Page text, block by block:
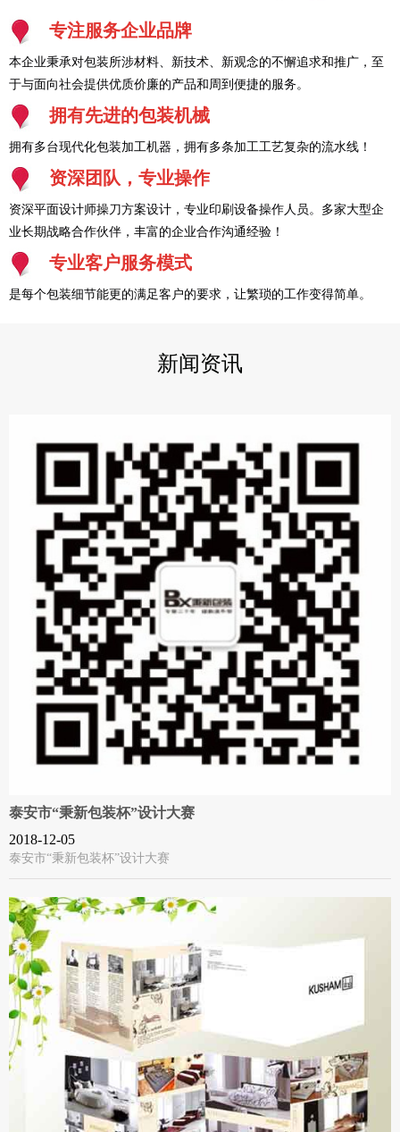
专注服务企业品牌
本企业秉承对包装所涉材料、新技术、新观念的不懈追求和推广，至
于与面向社会提供优质价廉的产品和周到便捷的服务。
拥有先进的包装机械
拥有多台现代化包装加工机器，拥有多条加工工艺复杂的流水线！
资深团队，专业操作
资深平面设计师操刀方案设计，专业印刷设备操作人员。多家大型企
业长期战略合作伙伴，丰富的企业合作沟通经验！
专业客户服务模式
是每个包装细节能更的满足客户的要求，让繁琐的工作变得简单。
新闻资讯
泰安市“秉新包装杯”设计大赛
2018-12-05
泰安市“秉新包装杯”设计大赛